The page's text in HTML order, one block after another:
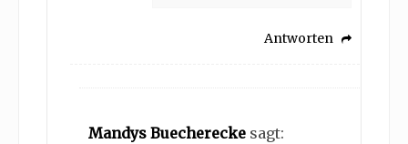
Antworten
Mandys Buecherecke sagt: